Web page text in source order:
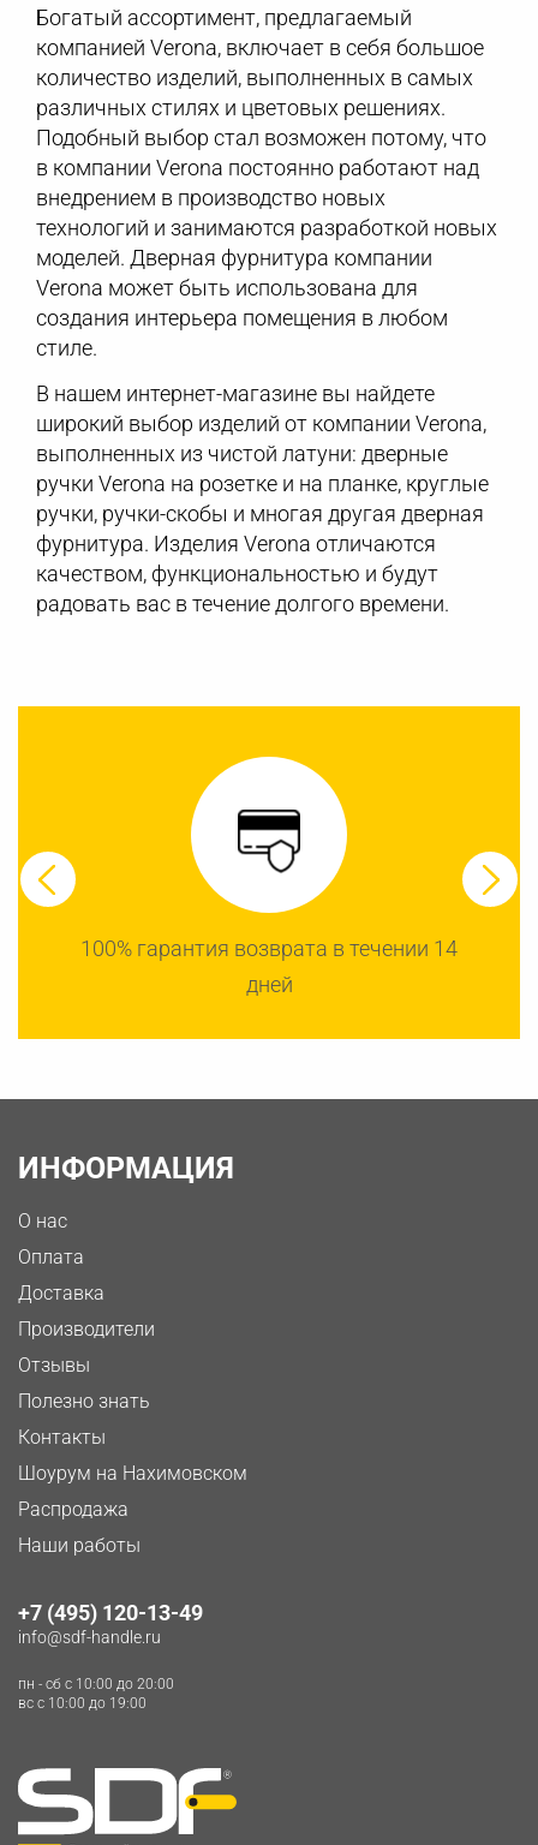
Богатый ассортимент, предлагаемый
компанией Verona, включает в себя большое
количество изделий, выполненных в самых
различных стилях и цветовых решениях.
Подобный выбор стал возможен потому, что
в компании Verona постоянно работают над
внедрением в производство новых
технологий и занимаются разработкой новых
моделей. Дверная фурнитура компании
Verona может быть использована для
создания интерьера помещения в любом
стиле.
В нашем интернет-магазине вы найдете
широкий выбор изделий от компании Verona,
выполненных из чистой латуни: дверные
ручки Verona на розетке и на планке, круглые
ручки, ручки-скобы и многая другая дверная
фурнитура. Изделия Verona отличаются
качеством, функциональностью и будут
радовать вас в течение долгого времени.
100% гарантия возврата в течении 14
дней
ИНФОРМАЦИЯ
О нас
Оплата
Доставка
Производители
Отзывы
Полезно знать
Контакты
Шоурум на Нахимовском
Распродажа
Наши работы
+7 (495) 120-13-49
info@sdf-handle.ru
пн - сб c 10:00 до 20:00
вс c 10:00 до 19:00